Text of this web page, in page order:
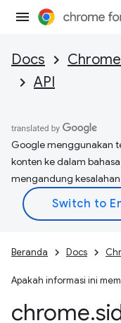
Docs
API
Google menggunakan
konten ke dalam
mengandung
Beranda Docs
Apakah informasi ini
chrome.